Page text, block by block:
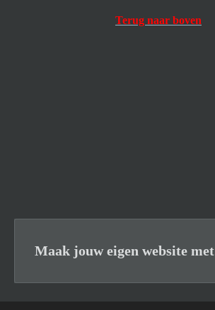
Terug naar boven
Maak jouw eigen website met